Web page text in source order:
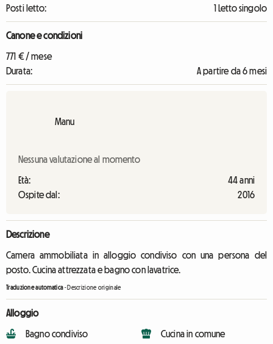
Posti letto:
1 Letto singolo
Canone e condizioni
771 € / mese
Durata:
A partire da 6 mesi
Manu
Nessuna valutazione al momento
Età:
44 anni
Ospite dal:
2016
Descrizione
Camera ammobiliata in alloggio condiviso con una persona del
posto. Cucina attrezzata e bagno con lavatrice.
Traduzione automatica-Descrizione originale
Alloggio
Bagno condiviso
Cucina in comune